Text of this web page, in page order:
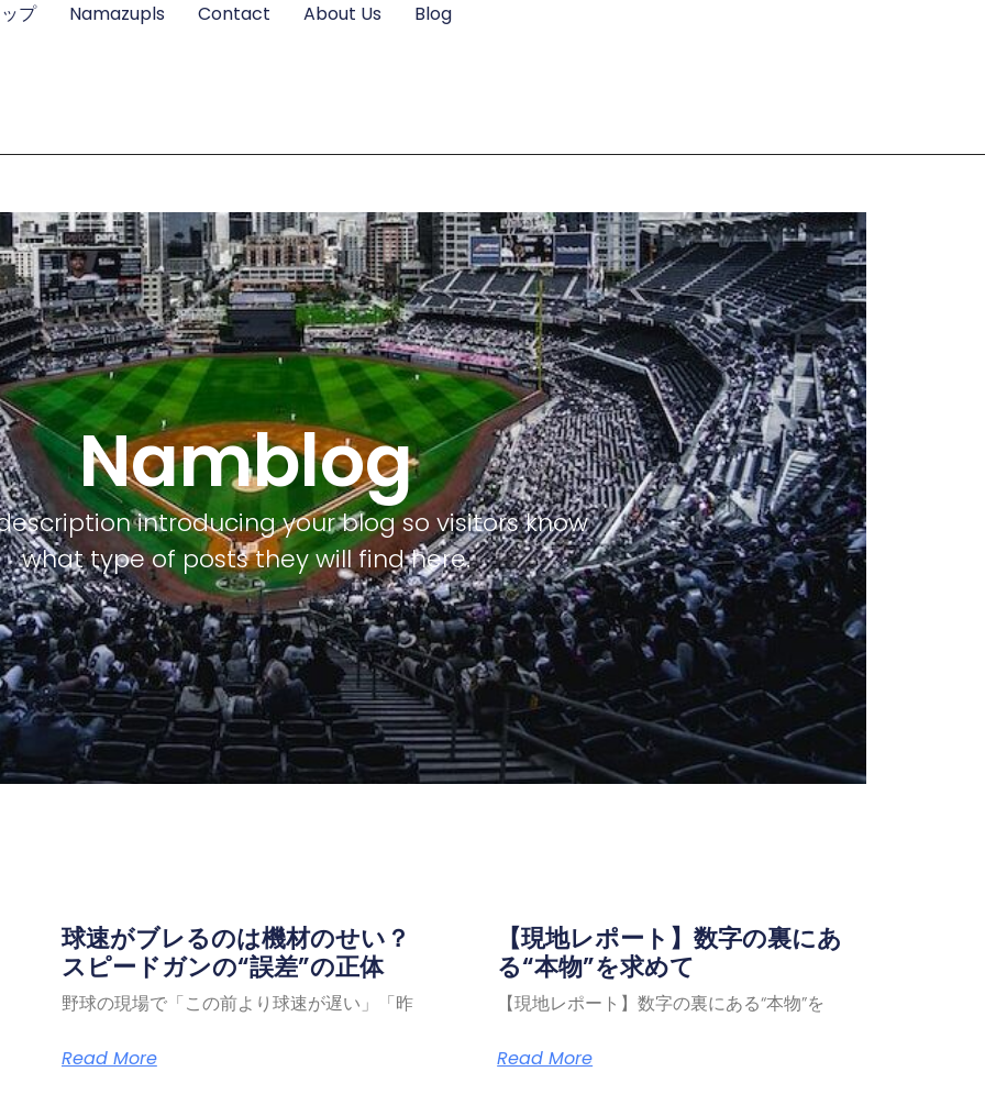
プ Namazupls Contact About Us Blog
Namblog
introducing your blog so visitors know
what type of posts they will find here.
球速がブレるのは機材のせい？
スピードガンの“誤差”の正体
野球の現場で「この前より球速が遅い」「昨
Read More
【現地レポート】数字の裏にあ
る“本物”を求めて
【現地レポート】数字の裏にある“本物”を
Read More